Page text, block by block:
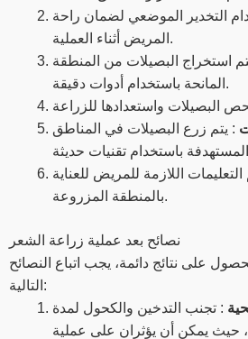
التخدير الموضعي لضمان راحة
المريض أثناء العملية.
استخراج البصيلات من المنطقة
المانحة باستخدام أدوات دقيقة.
: يتم زرع البصيلات في المناطق
التعليمات اللازمة للمريض للعناية
بالمنطقة المزروعة.
نصائح بعد عملية زراعة الشعر
على نتائج دائمة، يجب اتباع النصائح
التالية:
: تجنب التدخين والكحول لمدة
حيث يمكن أن يؤثران على عملية